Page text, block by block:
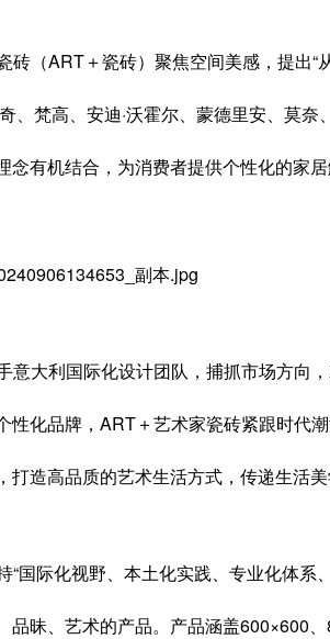
砖（ART＋瓷砖）聚焦空间美感，提出“
、梵高、安迪·沃霍尔、蒙德里安、莫
念有机结合，为消费者提供个性化的家居
意大利国际化设计团队，捕抓市场方向
性化品牌，ART＋艺术家瓷砖紧跟时代
打造高品质的艺术生活方式，传递生活
“国际化视野、本土化实践、专业化体
品昧、艺术的产品。产品涵盖600×600